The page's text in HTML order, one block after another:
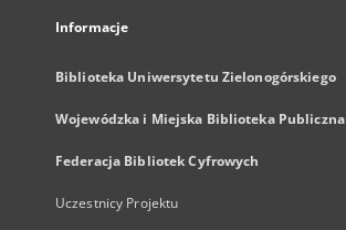
Informacje
Biblioteka Uniwersytetu Zielonogórskiego
Wojewódzka i Miejska Biblioteka Publiczna
Federacja Bibliotek Cyfrowych
Uczestnicy Projektu